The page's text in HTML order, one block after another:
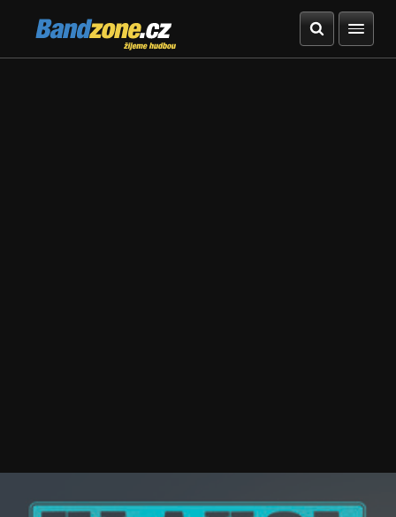
Bandzone.cz
žijeme hudbou